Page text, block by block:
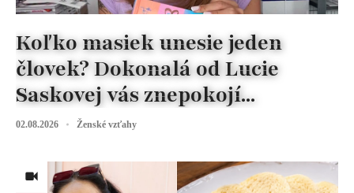
Koľko masiek unesie jeden
človek? Dokonalá od Lucie
Saskovej vás znepokojí...
02.08.2026 Ženské vzťahy